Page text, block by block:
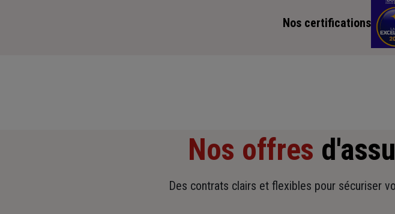
Nos certifications
Nos offres
Des contrats clairs et flexibles pour sécuriser